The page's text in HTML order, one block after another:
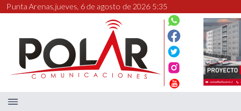
Punta Arenas,jueves, 6 de agosto de 2026 5:35